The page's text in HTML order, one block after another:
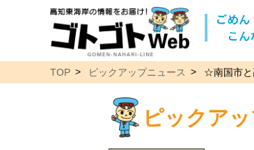
TOP ピックアップニュース ☆南国市と
ピックア